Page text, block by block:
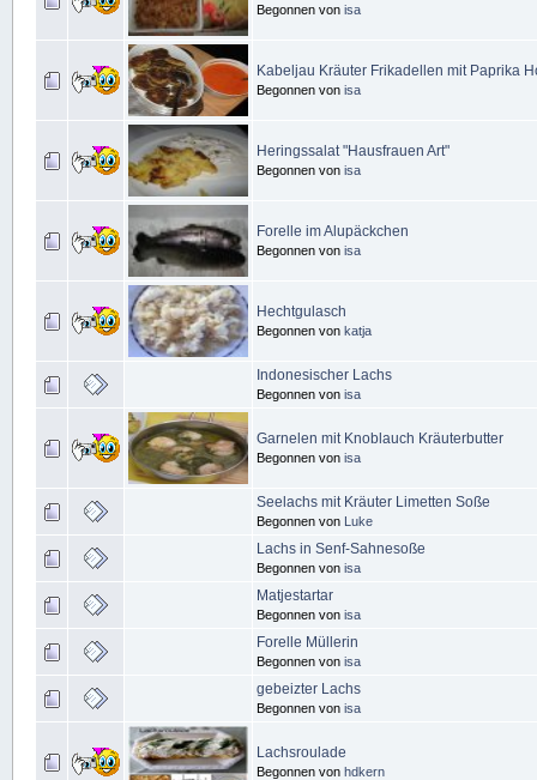
Begonnen von isa
Kabeljau Kräuter Frikadellen mit Paprika
Begonnen von isa
Heringssalat "Hausfrauen Art"
Begonnen von isa
Forelle im Alupäckchen
Begonnen von isa
Hechtgulasch
Begonnen von katja
Indonesischer Lachs
Begonnen von isa
Garnelen mit Knoblauch Kräuterbutter
Begonnen von isa
Seelachs mit Kräuter Limetten Soße
Begonnen von Luke
Lachs in Senf-Sahnesoße
Begonnen von isa
Matjestartar
Begonnen von isa
Forelle Müllerin
Begonnen von isa
gebeizter Lachs
Begonnen von isa
Lachsroulade
Begonnen von hdkern